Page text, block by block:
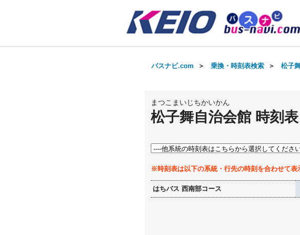
バスナビ.com ＞ 乗換・時刻表検索 ＞ 松子
まつこまいじちかいかん
松子舞自治会館 時刻表
※時刻表は以下の系統・行先の時刻を合わせて表
はちバス 西南部コース